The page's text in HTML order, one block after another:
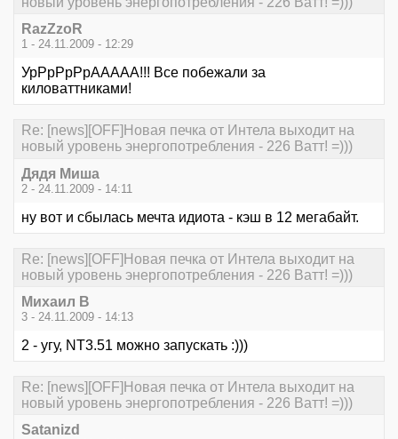
RazZzoR
1 - 24.11.2009 - 12:29
УрРрРрРрААААА!!! Все побежали за
киловаттниками!
Re: [news][OFF]Новая печка от Интела выходит на
новый уровень энергопотребления - 226 Ватт! =)))
Дядя Миша
2 - 24.11.2009 - 14:11
ну вот и сбылась мечта идиота - кэш в 12 мегабайт.
Re: [news][OFF]Новая печка от Интела выходит на
новый уровень энергопотребления - 226 Ватт! =)))
Михаил В
3 - 24.11.2009 - 14:13
2 - угу, NT3.51 можно запускать :)))
Re: [news][OFF]Новая печка от Интела выходит на
новый уровень энергопотребления - 226 Ватт! =)))
Satanizd